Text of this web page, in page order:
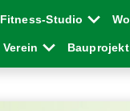
Fitness-Studio
Verein